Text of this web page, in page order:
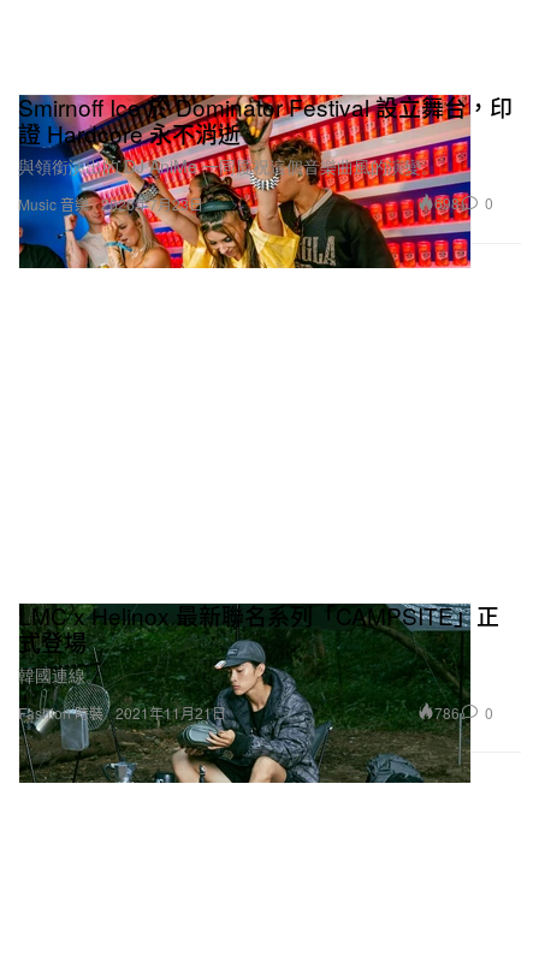
Music 音樂
Smirnoff Ice 於 Dominator Festival 設立舞台，印
證 Hardcore 永不消逝
與領銜演出的 DJ AniMe 一同慶祝這個音樂曲風的演變。
2026年7月23日 698 0
Fashion 時裝
LMC x Helinox 最新聯名系列「CAMPSITE」正
式登場
韓國連線。
2021年11月21日 786 0